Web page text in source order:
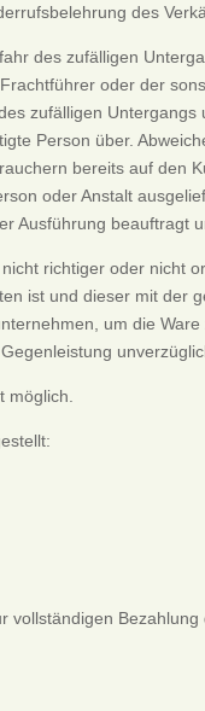
des
des zufälligen
oder der
zufälligen
Person über.
bereits auf
oder Anstalt
Ausführung
richtiger oder nicht
ist und dieser mit der
um die
möglich.
vollständigen